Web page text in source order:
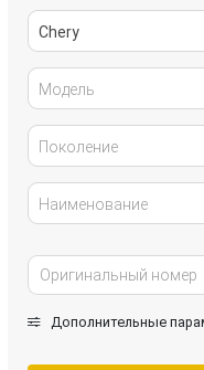
Chery
Модель
Поколение
Наименование
Дополнительные